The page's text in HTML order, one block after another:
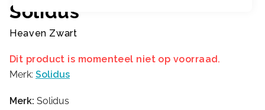
Solidus
Heaven Zwart
Dit product is momenteel niet op voorraad.
Merk: Solidus
Merk: Solidus